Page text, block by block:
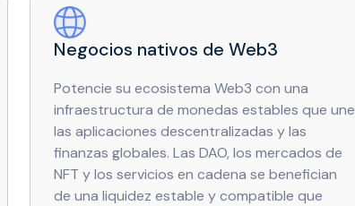
Negocios nativos de Web3
Potencie su ecosistema Web3 con una
infraestructura de monedas estables que une
las aplicaciones descentralizadas y las
finanzas globales. Las DAO, los mercados de
NFT y los servicios en cadena se benefician
de una liquidez estable y compatible que